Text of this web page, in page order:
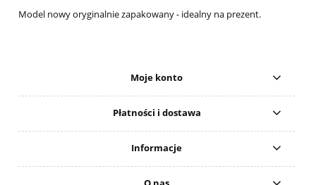
Model nowy oryginalnie zapakowany - idealny na prezent.
Moje konto
Płatności i dostawa
Informacje